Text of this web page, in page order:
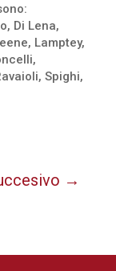
Di Lena,
Lamptey,
Spighi,
→